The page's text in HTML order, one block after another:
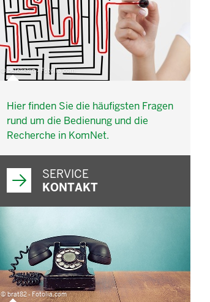
© belekekin - Fotolia.com
Hier finden Sie die häufigsten Fragen
rund um die Bedienung und die
Recherche in KomNet.
SERVICE
KONTAKT
© brat82 - Fotolia.com